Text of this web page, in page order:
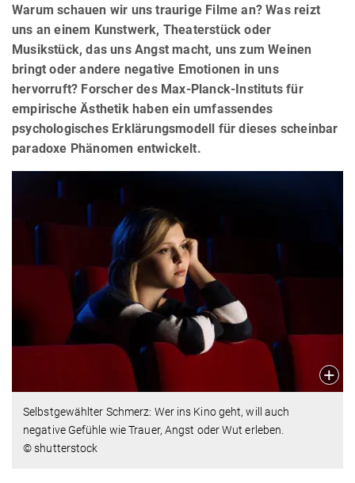
Warum schauen wir uns traurige Filme an? Was reizt
uns an einem Kunstwerk, Theaterstück oder
Musikstück, das uns Angst macht, uns zum Weinen
bringt oder andere negative Emotionen in uns
hervorruft? Forscher des Max-Planck-Instituts für
empirische Ästhetik haben ein umfassendes
psychologisches Erklärungsmodell für dieses scheinbar
paradoxe Phänomen entwickelt.
Selbstgewählter Schmerz: Wer ins Kino geht, will auch
negative Gefühle wie Trauer, Angst oder Wut erleben.
© shutterstock